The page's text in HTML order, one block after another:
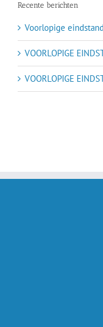
Recente berichten
Voorlopige
VOORLOPIGE
VOORLOPIGE